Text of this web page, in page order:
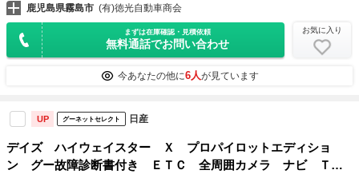
鹿児島県霧島市 (有)徳光自動車商会
まずは在庫確認・見積依頼
無料通話でお問い合わせ
お気に入り
今あなたの他に6人が見ています
UP グーネットセレクト 日産
デイズ ハイウェイスター Ｘ プロパイロットエディショ
ン グー故障診断書付き ＥＴＣ 全周囲カメラ ナビ Ｔ